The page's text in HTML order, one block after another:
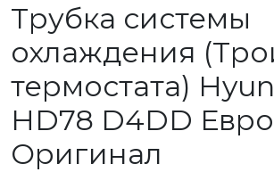
Трубка системы
охлаждения
термостата)
HD78 D4DD
Оригинал